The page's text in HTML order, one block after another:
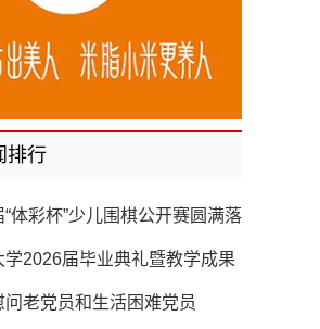
排行
体彩杯”少儿围棋公开赛圆满落
学2026届毕业典礼暨教学成果
老党员和生活困难党员